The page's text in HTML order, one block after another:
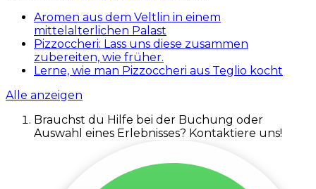
Aromen aus dem Veltlin in einem
mittelalterlichen Palast
Pizzoccheri: Lass uns diese zusammen
zubereiten, wie früher.
Lerne, wie man Pizzoccheri aus Teglio kocht
Alle anzeigen
Brauchst du Hilfe bei der Buchung oder
Auswahl eines Erlebnisses? Kontaktiere uns!